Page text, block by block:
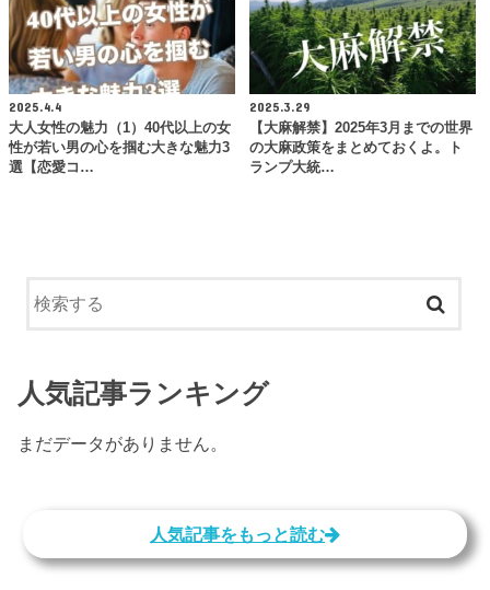
2025.4.4
大人女性の魅力（1）40代以上の女
性が若い男の心を掴む大きな魅力3
選【恋愛コ…
2025.3.29
【大麻解禁】2025年3月までの世界
の大麻政策をまとめておくよ。ト
ランプ大統…
人気記事ランキング
まだデータがありません。
人気記事をもっと読む